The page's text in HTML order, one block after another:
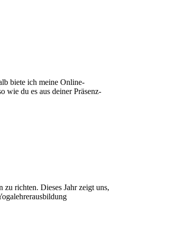
biete ich meine Online-
wie du es aus deiner Präsenz-
richten. Dieses Jahr zeigt uns,